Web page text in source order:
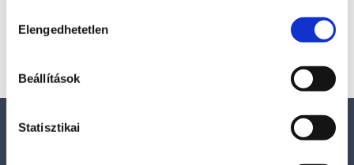
kiválasztása
Elengedhetetlen
Beállítások
Statisztikai
Bővebb információ